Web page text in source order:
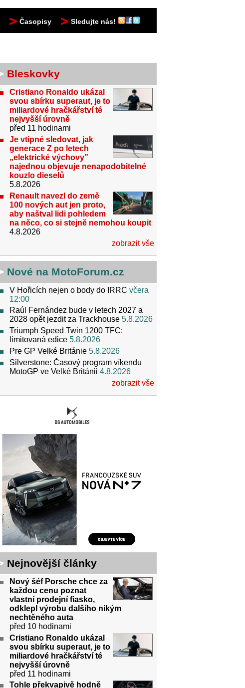
Časopisy Sledujte nás!
Bleskovky
Cristiano Ronaldo ukázal
svou sbírku superaut, je to
miliardové hračkářství té
nejvyšší úrovně
před 11 hodinami
Je vtipné sledovat, jak
generace Z po letech
„elektrické výchovy”
najednou objevuje nenapodobitelné
kouzlo dieselů
5.8.2026
Renault navezl do země
100 nových aut jen proto,
aby naštval lidi pohledem
na něco, co si stejně nemohou koupit
4.8.2026
zobrazit vše
Nové na MotoForum.cz
V Hořicích nejen o body do IRRC včera
12:00
Raúl Fernández bude v letech 2027 a
2028 opět jezdit za Trackhouse 5.8.2026
Triumph Speed Twin 1200 TFC:
limitovaná edice 5.8.2026
Pre GP Velké Británie 5.8.2026
Silverstone: Časový program víkendu
MotoGP ve Velké Británii 4.8.2026
zobrazit vše
Nejnovější články
Nový šéf Porsche chce za
každou cenu poznat
vlastní prodejní fiasko,
odklepl výrobu dalšího nikým
nechtěného auta
před 10 hodinami
Cristiano Ronaldo ukázal
svou sbírku superaut, je to
miliardové hračkářství té
nejvyšší úrovně
před 11 hodinami
Tohle překvapivě hodně